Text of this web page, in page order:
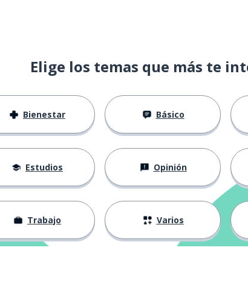
Elige los temas que más te
Bienestar Básico
Estudios Opinión
Trabajo Varios